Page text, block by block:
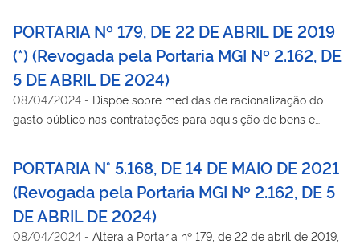
PORTARIA Nº 179, DE 22 DE ABRIL DE 2019
(*) (Revogada pela Portaria MGI Nº 2.162, DE
5 DE ABRIL DE 2024)
08/04/2024 - Dispõe sobre medidas de racionalização do
gasto público nas contratações para aquisição de bens e
PORTARIA N° 5.168, DE 14 DE MAIO DE 2021
(Revogada pela Portaria MGI Nº 2.162, DE 5
DE ABRIL DE 2024)
08/04/2024 - Altera a Portaria nº 179, de 22 de abril de 2019,